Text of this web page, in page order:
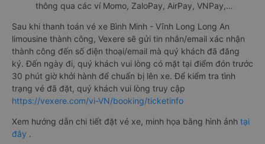
thông qua các ví Momo, ZaloPay, AirPay, VNPay,…
Sau khi thanh toán vé xe Bình Minh - Vĩnh Long Long An
limousine thành công, Vexere sẽ gửi tin nhắn/email xác nhận
thành công đến số điện thoại/email mà quý khách đã đăng
ký. Đến ngày đi, quý khách vui lòng có mặt tại điểm đón trước
30 phút giờ khởi hành để chuẩn bị lên xe. Để kiểm tra tình
trạng vé đã đặt, quý khách vui lòng truy cập
https://vexere.com/vi-VN/booking/ticketinfo
Xem hướng dẫn chi tiết đặt vé xe, minh họa bằng hình ảnh tại
đây .